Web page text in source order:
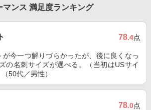
マンス 満足度ランキング
78.4点
が今一つ解りづらかったが、後に良くなっ
の名刺サイズが選べる。（当初はUSサイ
50代／男性）
78.0点